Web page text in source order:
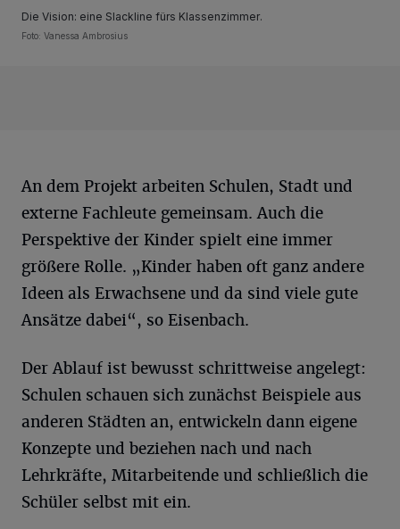
Die Vision: eine Slackline fürs Klassenzimmer.
Foto: Vanessa Ambrosius
An dem Projekt arbeiten Schulen, Stadt und
externe Fachleute gemeinsam. Auch die
Perspektive der Kinder spielt eine immer
größere Rolle. „Kinder haben oft ganz andere
Ideen als Erwachsene und da sind viele gute
Ansätze dabei“, so Eisenbach.
Der Ablauf ist bewusst schrittweise angelegt:
Schulen schauen sich zunächst Beispiele aus
anderen Städten an, entwickeln dann eigene
Konzepte und beziehen nach und nach
Lehrkräfte, Mitarbeitende und schließlich die
Schüler selbst mit ein.